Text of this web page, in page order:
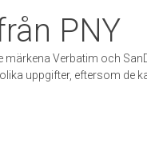
PNY
Verbatim och
uppgifter, eftersom de